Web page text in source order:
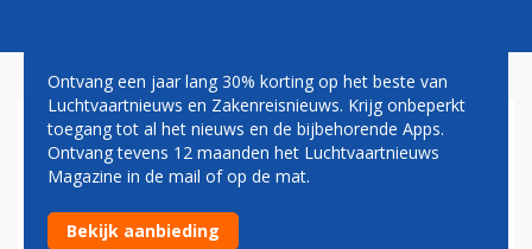
EUROCONTROL: IN 2020
WAREN VLUCHTEN KORTER,
MET KLEINERE VLIEGTUIGEN
Ontvang een jaar lang 30% korting op het beste van
Luchtvaartnieuws en Zakenreisnieuws. Krijg onbeperkt
toegang tot al het nieuws en de bijbehorende Apps.
Ontvang tevens 12 maanden het Luchtvaartnieuws
Magazine in de mail of op de mat.
Bekijk aanbieding